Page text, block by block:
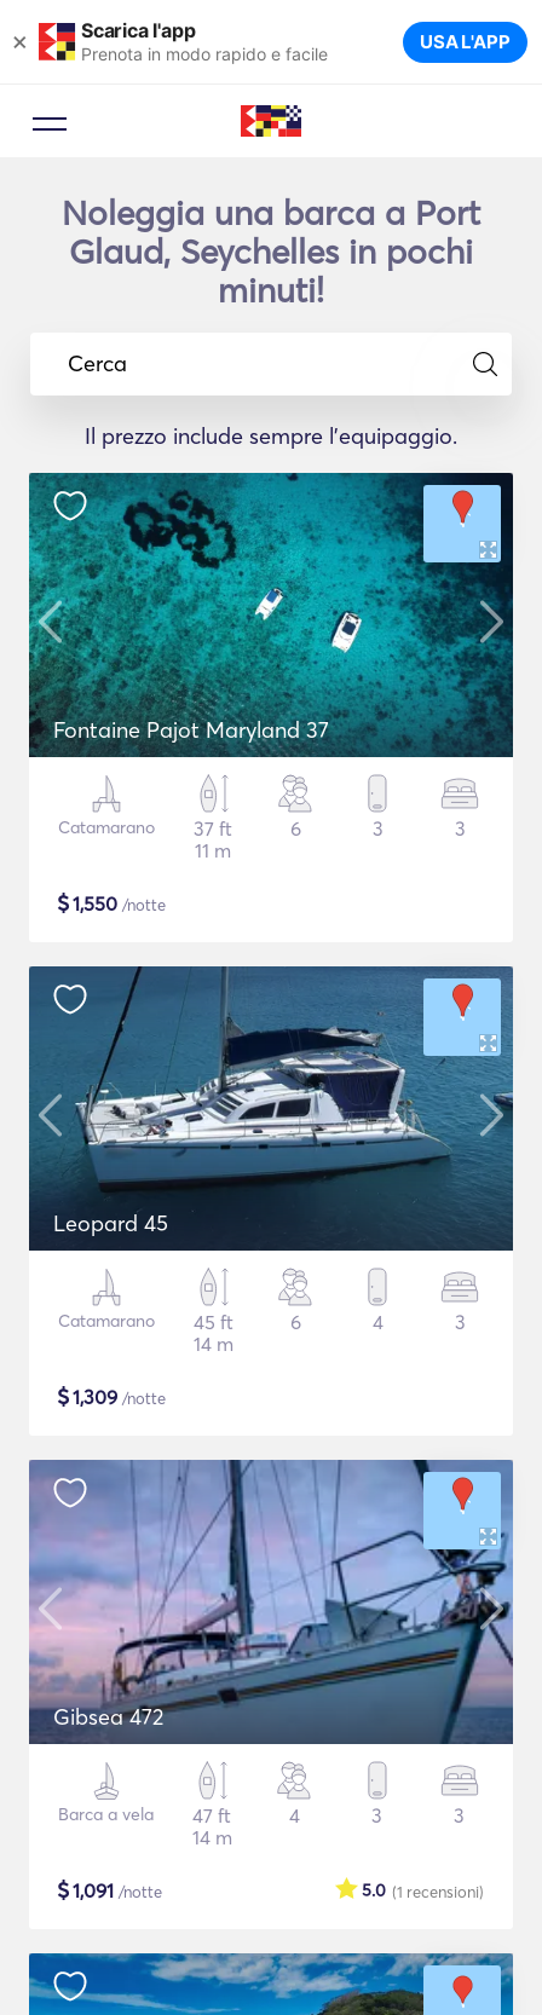
× Scarica l'app
Prenota in modo rapido e facile USA L'APP
Noleggia una barca a Port
Glaud, Seychelles in pochi
minuti!
Cerca
Il prezzo include sempre l'equipaggio.
Fontaine Pajot Maryland 37
Catamarano
37 ft
11 m
6 3 3
$1,550 /notte
Leopard 45
Catamarano
45 ft
14 m
6 4 3
$1,309 /notte
Gibsea 472
Barca a vela
47 ft
14 m
4 3 3
$1,091 /notte (1 recensioni)
5.0